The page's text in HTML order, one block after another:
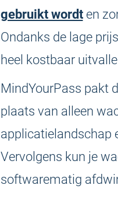
gebruikt wordten
Ondanks de lage
heel kostbaar
MindYourPass pakt
plaats van alleen
applicatielandschap
Vervolgens kun je
softwarematig